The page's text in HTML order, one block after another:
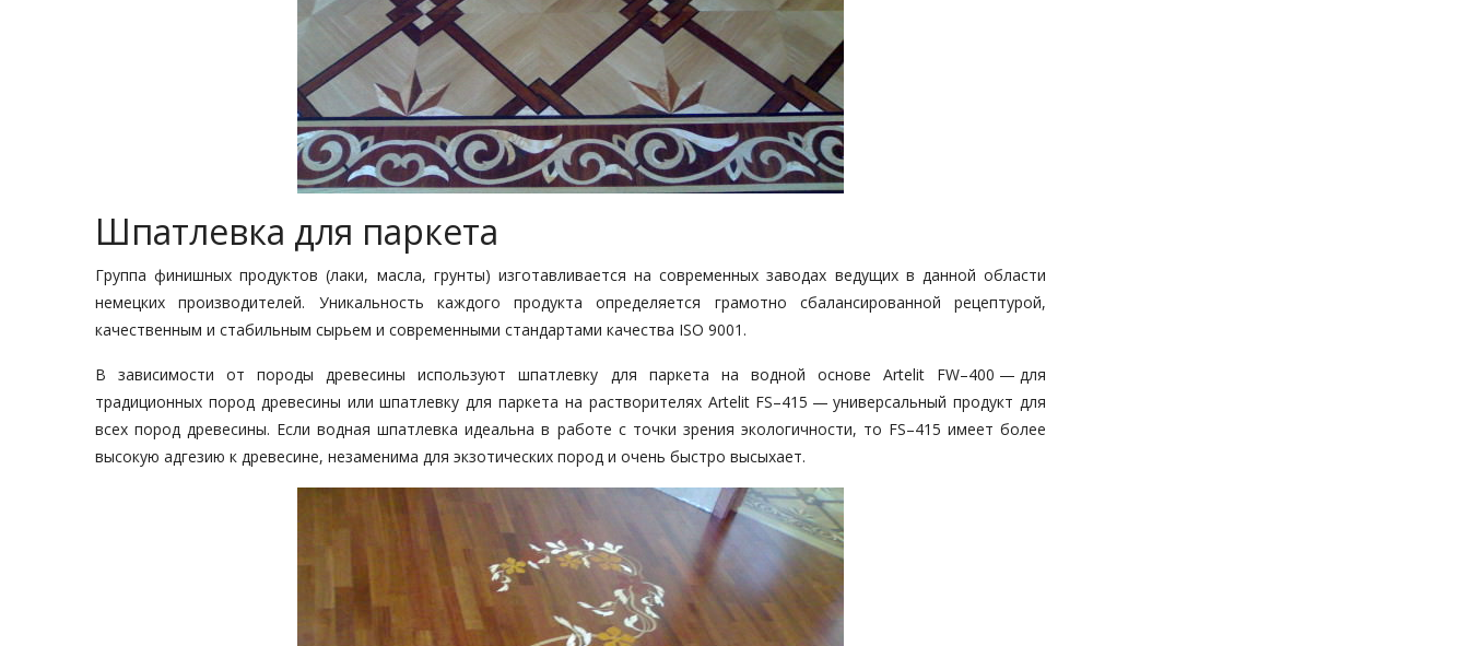
Шпатлевка для паркета
Группа финишных продуктов (лаки, масла, грунты) изготавливается на современных заводах ведущих в данной области
немецких производителей. Уникальность каждого продукта определяется грамотно сбалансированной рецептурой,
качественным и стабильным сырьем и современными стандартами качества ISO 9001.
В зависимости от породы древесины используютшпатлевку для паркета на водной основе Artelit FW–400 — для
традиционных пород древесины или шпатлевку для паркета на растворителях Artelit FS–415 — универсальный продукт для
всех пород древесины. Если водная шпатлевка идеальна в работе с точки зрения экологичности, то FS–415 имеет более
высокую адгезию к древесине, незаменима для экзотических пород и очень быстро высыхает.